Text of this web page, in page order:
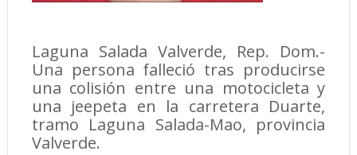
Laguna Salada Valverde, Rep. Dom.-
Una persona falleció tras producirse
una colisión entre una motocicleta y
una jeepeta en la carretera Duarte,
tramo Laguna Salada-Mao, provincia
Valverde.